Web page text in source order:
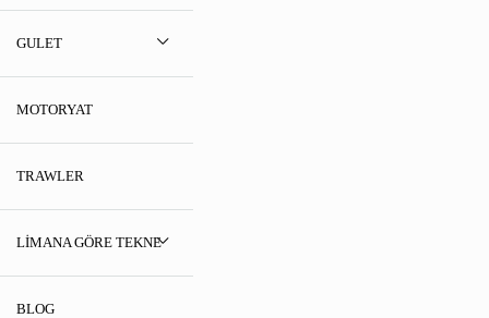
GULET
MOTORYAT
TRAWLER
LIMANA GÖRE TEKNE
BLOG